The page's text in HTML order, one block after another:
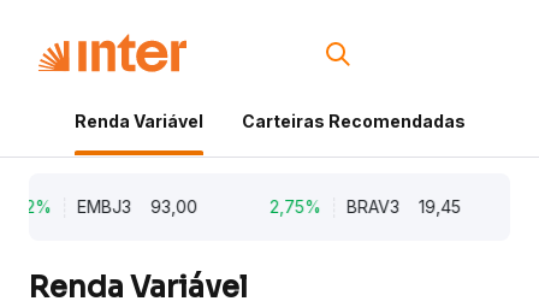
Renda Variável Carteiras Recomendadas
EMBJ3 93,00 2,75% BRAV3 19,45
Renda Variável